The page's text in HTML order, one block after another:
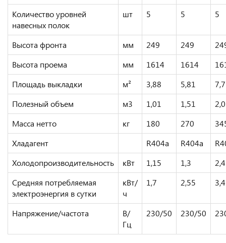
Количество уровней
навесных полок
шт 5 5 5
Высота фронта мм 249 249
Высота проема
мм 1614 1614
Площадь выкладки
м² 3,88 5,81
Полезный объем
м3 1,01 1,51
Масса нетто
кг 180 270
Хладагент
R404a R404a
Холодопроизводительность
кВт 1,15 1,3
2,4
Средняя потребляемая
электроэнергия в сутки
кВт/
ч
1,7 2,55 3,4
Напряжение/частота
В/
Гц
230/50 230/50